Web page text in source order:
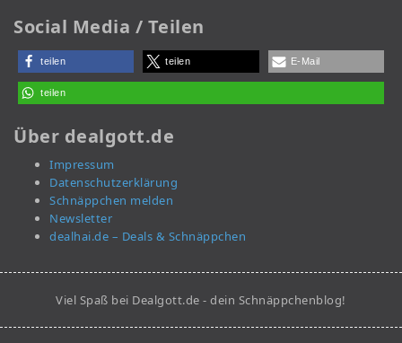
Social Media / Teilen
teilen teilen E-Mail
teilen
Über dealgott.de
Impressum
Datenschutzerklärung
Schnäppchen melden
Newsletter
dealhai.de – Deals & Schnäppchen
Viel Spaß bei Dealgott.de - dein Schnäppchenblog!